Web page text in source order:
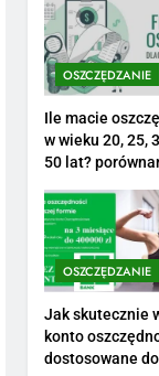
8
1
2
OSZCZĘDZANIE
Ile macie
w wieku 20, 25,
50 lat?
OSZCZĘDZANIE
Jak skutecznie
konto
dostosowane